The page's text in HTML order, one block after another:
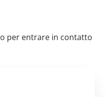
per entrare in contatto